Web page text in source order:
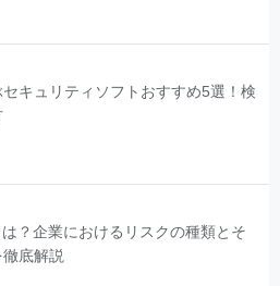
キュリティソフトおすすめ5選！検
？企業におけるリスクの種類とそ
底解説